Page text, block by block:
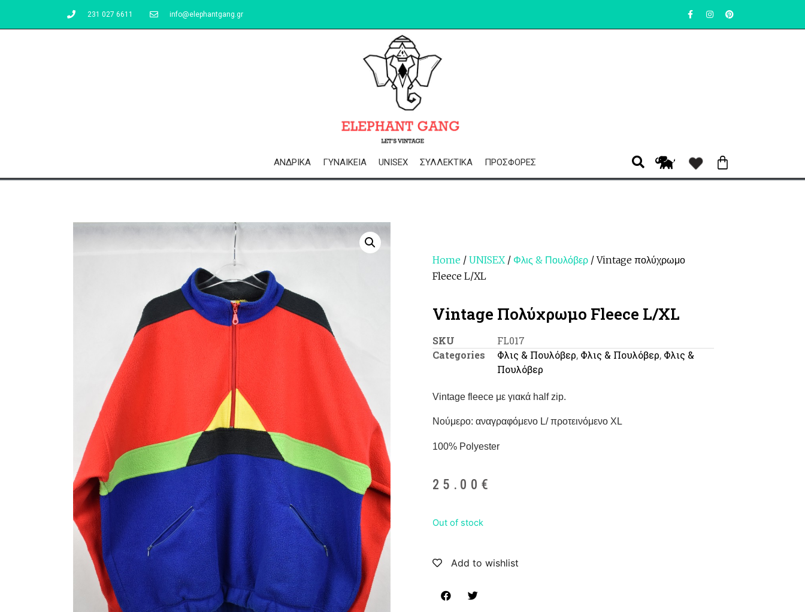
231 027 6611 info@elephantgang.gr
ΑΝΔΡΙΚΆ ΓΥΝΑΙΚΕΊΑ UNISEX ΣΥΛΛΕΚΤΙΚΆ ΠΡΟΣΦΟΡΈΣ
Home / UNISEX/ Φλις & Πουλόβερ / Vintage πολύχρωμο
Fleece L/XL
Vintage Πολύχρωμο Fleece L/XL
SKU
FL017
Categories
Φλις & Πουλόβερ, Φλις & Πουλόβερ, Φλις &
Πουλόβερ
Vintage fleece με γιακά half zip.
Nούμερο: αναγραφόμενο L/ προτεινόμενο XL
100% Polyester
25.00 €
Out of stock
Add to wishlist